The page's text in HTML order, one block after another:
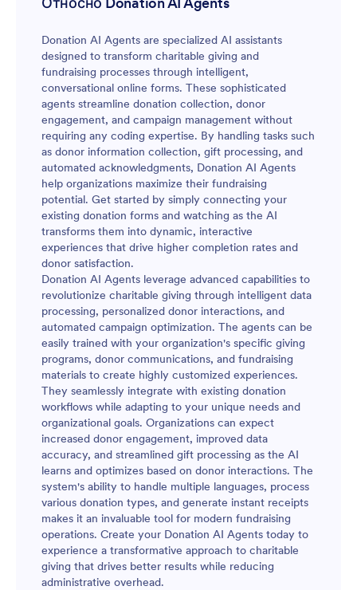
Donation AI Agents are specialized AI assistants
designed to transform charitable giving and
fundraising processes through intelligent,
conversational online forms. These sophisticated
agents streamline donation collection, donor
engagement, and campaign management without
requiring any coding expertise. By handling tasks such
as donor information collection, gift processing, and
automated acknowledgments, Donation AI Agents
help organizations maximize their fundraising
potential. Get started by simply connecting your
existing donation forms and watching as the AI
transforms them into dynamic, interactive
experiences that drive higher completion rates and
donor satisfaction.
Donation AI Agents leverage advanced capabilities to
revolutionize charitable giving through intelligent data
processing, personalized donor interactions, and
automated campaign optimization. The agents can be
easily trained with your organization's specific giving
programs, donor communications, and fundraising
materials to create highly customized experiences.
They seamlessly integrate with existing donation
workflows while adapting to your unique needs and
organizational goals. Organizations can expect
increased donor engagement, improved data
accuracy, and streamlined gift processing as the AI
learns and optimizes based on donor interactions. The
system's ability to handle multiple languages, process
various donation types, and generate instant receipts
makes it an invaluable tool for modern fundraising
operations. Create your Donation AI Agents today to
experience a transformative approach to charitable
giving that drives better results while reducing
administrative overhead.